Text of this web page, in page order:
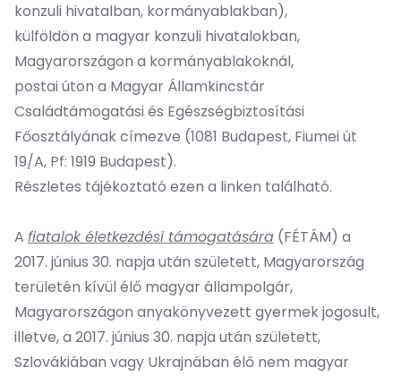
konzuli hivatalban, kormányablakban),
külföldön a magyar konzuli hivatalokban,
Magyarországon a kormányablakoknál,
postai úton a Magyar Államkincstár
Családtámogatási és Egészségbiztosítási
Főosztályának címezve (1081 Budapest, Fiumei út
19/A, Pf: 1919 Budapest).
Részletes tájékoztató ezen a linken található.
A fiatalok életkezdési támogatására (FÉTÁM) a
2017. június 30. napja után született, Magyarország
területén kívül élő magyar állampolgár,
Magyarországon anyakönyvezett gyermek jogosult,
illetve, a 2017. június 30. napja után született,
Szlovákiában vagy Ukrajnában élő nem magyar